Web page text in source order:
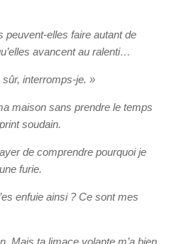
elles faire autant de
avancent au ralenti…
interromps-je. »
maison sans prendre le temps
soudain.
de comprendre pourquoi je
furie.
enfuie ainsi ? Ce sont mes